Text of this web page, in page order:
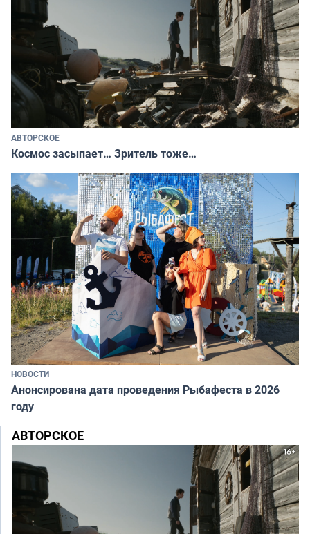
АВТОРСКОЕ
Космос засыпает… Зритель тоже…
НОВОСТИ
Анонсирована дата проведения Рыбафеста в 2026
году
АВТОРСКОЕ